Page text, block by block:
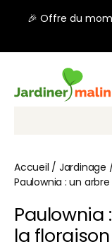
🎉 Offre du
Accueil / Jardinage
Paulownia : un
Paulownia
la